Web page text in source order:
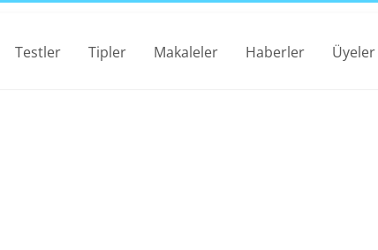
Testler Tipler Makaleler Haberler Üyeler